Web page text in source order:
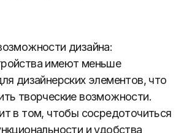
дизайна:
имеют меньше
дизайнерских элементов, что
творческие возможности.
в том, чтобы сосредоточиться
и удобства